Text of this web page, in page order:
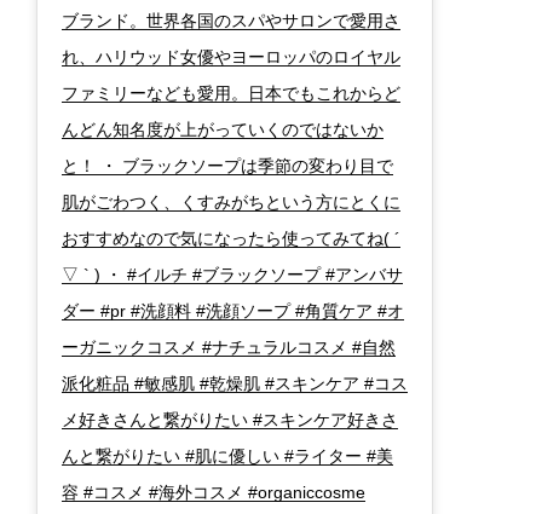
ブランド。世界各国のスパやサロンで愛用さ
れ、ハリウッド女優やヨーロッパのロイヤル
ファミリーなども愛用。日本でもこれからど
んどん知名度が上がっていくのではないか
と！ ・ ブラックソープは季節の変わり目で
肌がごわつく、くすみがちという方にとくに
おすすめなので気になったら使ってみてね( ´
▽ ` ) ・ #イルチ #ブラックソープ #アンバサ
ダー #pr #洗顔料 #洗顔ソープ #角質ケア #オ
ーガニックコスメ #ナチュラルコスメ #自然
派化粧品 #敏感肌 #乾燥肌 #スキンケア #コス
メ好きさんと繋がりたい #スキンケア好きさ
んと繋がりたい #肌に優しい #ライター #美
容 #コスメ #海外コスメ #organiccosme